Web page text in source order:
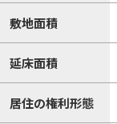
敷地面積
延床面積
居住の権利形態